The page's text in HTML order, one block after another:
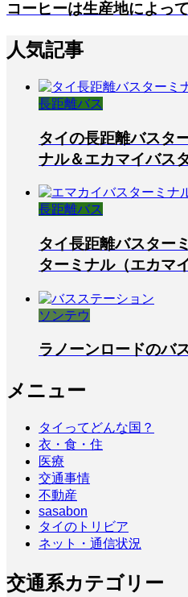
コーヒーは生産地によっ
人気記事
長距離バス
タイの長距離バスタ
ナル＆エカマイバス
長距離バス
タイ長距離バスター
ターミナル（エカマ
ソンテウ
ラノーンロードのバ
メニュー
タイってどんな国？
衣・食・住
医療
交通事情
不動産
sasabon
タイのトリビア
ネット・通信状況
交通系カテゴリー